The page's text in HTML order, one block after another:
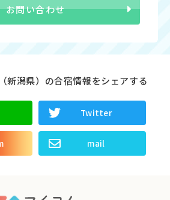
お問い合わせ
新潟県）の合宿情報をシェアする
Twitter
mail